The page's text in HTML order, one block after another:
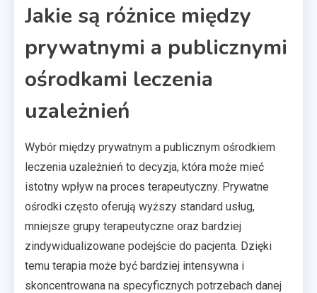
Jakie są różnice między
prywatnymi a publicznymi
ośrodkami leczenia
uzależnień
Wybór między prywatnym a publicznym ośrodkiem
leczenia uzależnień to decyzja, która może mieć
istotny wpływ na proces terapeutyczny. Prywatne
ośrodki często oferują wyższy standard usług,
mniejsze grupy terapeutyczne oraz bardziej
zindywidualizowane podejście do pacjenta. Dzięki
temu terapia może być bardziej intensywna i
skoncentrowana na specyficznych potrzebach danej